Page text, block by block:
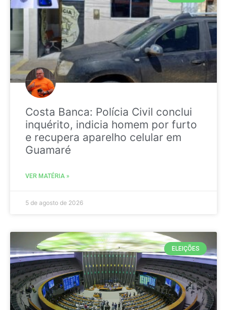
Costa Banca: Polícia Civil conclui
inquérito, indicia homem por furto
e recupera aparelho celular em
Guamaré
VER MATÉRIA »
5 de agosto de 2026
ELEIÇÕES